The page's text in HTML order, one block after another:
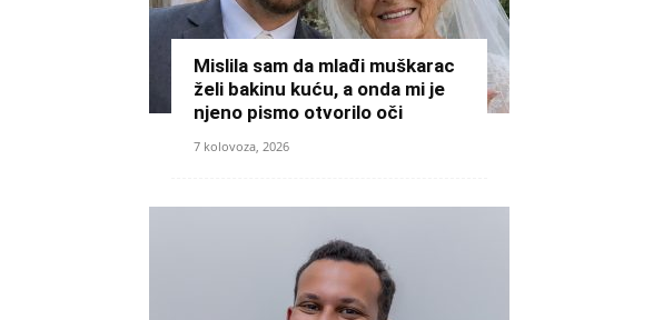
Mislila sam da mlađi muškarac
želi bakinu kuću, a onda mi je
njeno pismo otvorilo oči
7 kolovoza, 2026